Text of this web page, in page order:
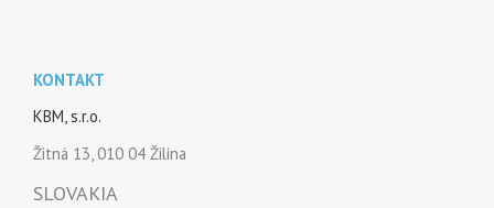
KONTAKT
KBM, s.r.o.
Žitná 13, 010 04 Žilina
SLOVAKIA